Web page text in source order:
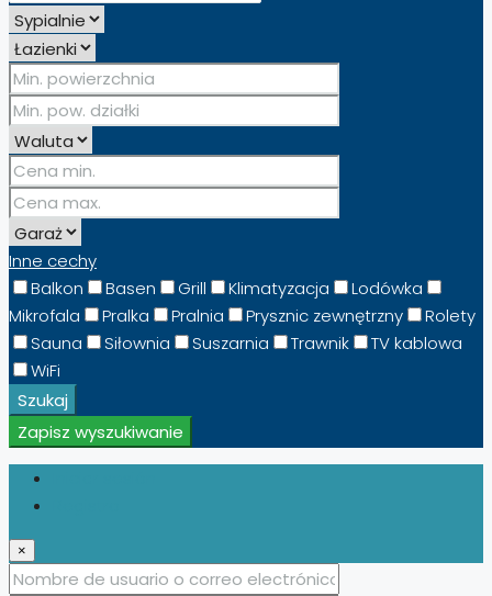
Inne cechy
Balkon
Basen Grill Klimatyzacja
Lodówka
Mikrofala
Pralka Pralnia Prysznic zewnętrzny
Rolety
Sauna
Siłownia Suszarnia Trawnik
TV kablowa
WiFi
Szukaj
Zapisz wyszukiwanie
×